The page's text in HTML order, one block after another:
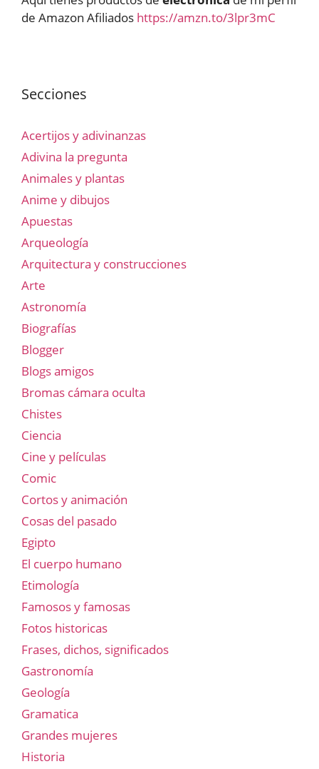
de Amazon Afiliados https://amzn.to/3lpr3mC
Secciones
Acertijos y adivinanzas
Adivina la pregunta
Animales y plantas
Anime y dibujos
Apuestas
Arqueología
Arquitectura y construcciones
Arte
Astronomía
Biografías
Blogger
Blogs amigos
Bromas cámara oculta
Chistes
Ciencia
Cine y películas
Comic
Cortos y animación
Cosas del pasado
Egipto
El cuerpo humano
Etimología
Famosos y famosas
Fotos historicas
Frases, dichos, significados
Gastronomía
Geología
Gramatica
Grandes mujeres
Historia